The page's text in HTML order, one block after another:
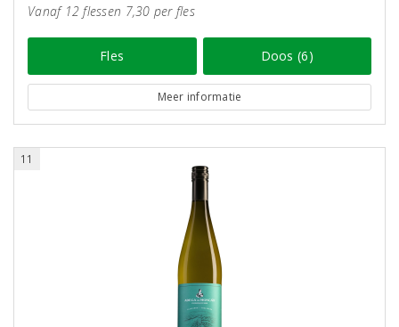
Vanaf 12 flessen 7,30 per fles
Fles Doos (6)
Meer informatie
11